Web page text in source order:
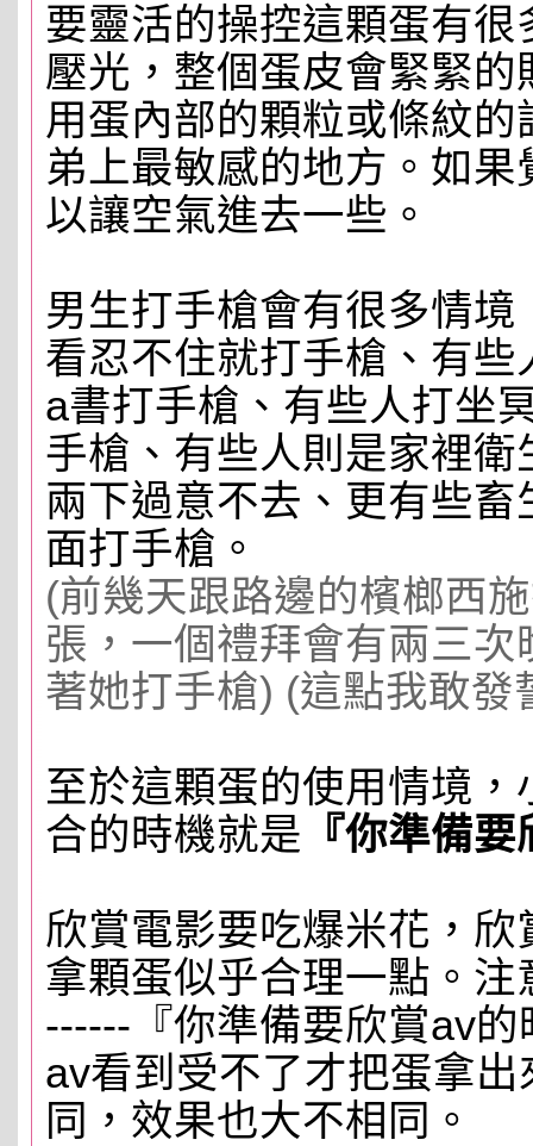
要靈活的操控這顆蛋有
壓光，整個蛋皮會緊緊
用蛋內部的顆粒或條紋
弟上最敏感的地方。如
以讓空氣進去一些。
男生打手槍會有很多情
看忍不住就打手槍、有
a書打手槍、有些人打坐
手槍、有些人則是家裡
兩下過意不去、更有些
面打手槍。
(前幾天跟路邊的檳榔西
張，一個禮拜會有兩三
著她打手槍) (這點我敢發
至於這顆蛋的使用情境
合的時機就是 『你準備
欣賞電影要吃爆米花，
拿顆蛋似乎合理一點。
------『你準備要欣賞av
av看到受不了才把蛋拿
同，效果也大不相同。